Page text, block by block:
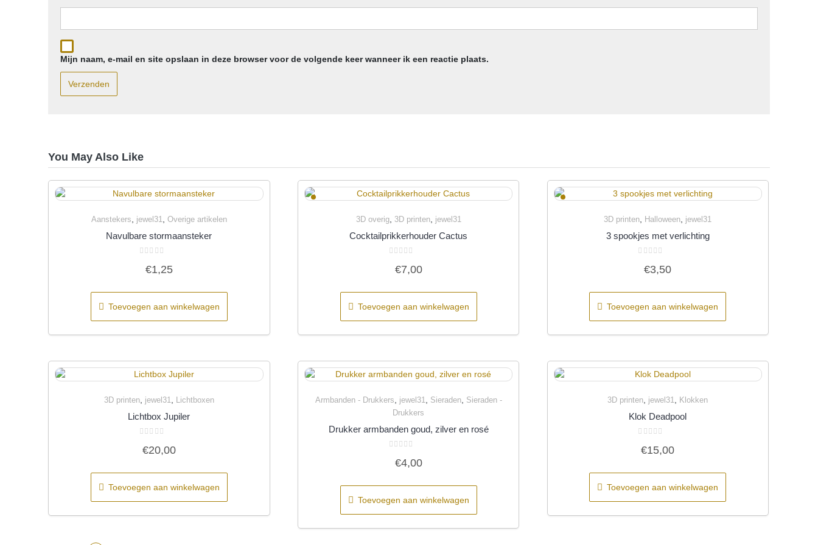
Mijn naam, e-mail en site opslaan in deze browser voor de volgende keer wanneer ik een reactie plaats.
You May Also Like
Aanstekers jewel31 Overige artikelen
Navulbare stormaansteker
uit
€1,25
Toevoegen aan winkelwagen
3D overig, 3D printen, jewel31
Cocktailprikkerhouder Cactus
uit
€7,00
Toevoegen aan winkelwagen
3D printen Halloween jewel31
3 spookjes met verlichting
uit
€3,50
Toevoegen aan winkelwagen
3D printen, jewel31 Lichtboxen
Lichtbox Jupiler
0
uit
€20,00
Toevoegen aan winkelwagen
Quick View
Armbanden - Drukkers jewel31 Sieraden, Sieraden -
Drukkers
Drukker armbanden goud, zilver en rosé
uit
€4,00
Toevoegen aan winkelwagen
3D printen jewel31 Klokken
Klok Deadpool
0
uit
€15,00
Toevoegen aan winkelwagen